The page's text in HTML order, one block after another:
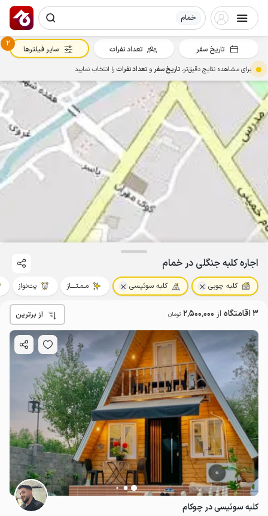
خمام
اجاره کلبه جنگلی در خمام
کلبه چوبی کلبه سوئیسی مـمـتــــاز پت‌نواز
3 اقامتگاه از 2٬500٬000 تومان از برترین
کلبه سوئیسی در چوکام
تاریخ سفر تعداد نفرات
2
سایر فیلترها
برای مشاهده نتایج دقیق‌تر، تاریخ سفرو تعداد نفراترا انتخاب نمایید